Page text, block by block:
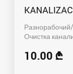
Очистка
10.00 ₾